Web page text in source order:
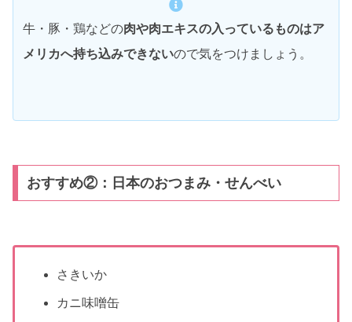
牛・豚・鶏などの肉や肉エキスの入っているものはア
メリカへ持ち込みできないので気をつけましょう。
おすすめ②：日本のおつまみ・せんべい
さきいか
カニ味噌缶